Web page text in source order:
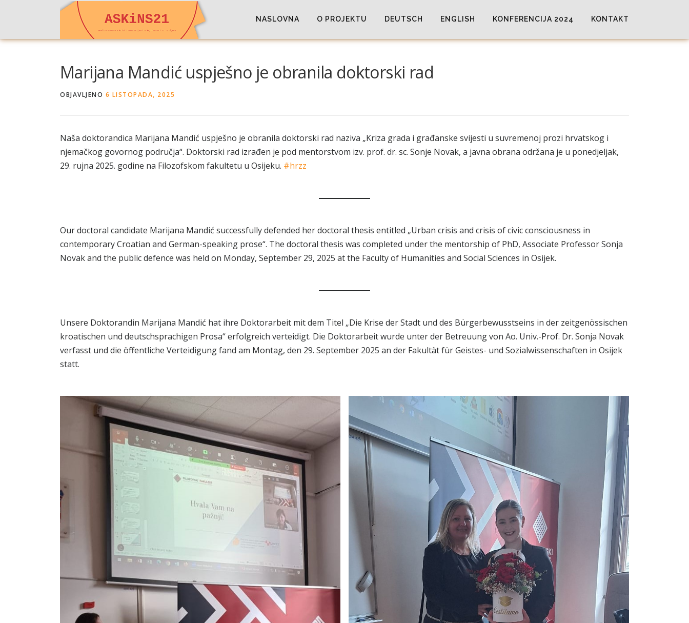
NASLOVNA O PROJEKTU DEUTSCH ENGLISH KONFERENCIJA 2024 KONTAKT
Marijana Mandić uspješno je obranila doktorski rad
OBJAVLJENO 6 LISTOPADA, 2025
Naša doktorandica Marijana Mandić uspješno je obranila doktorski rad naziva „Kriza grada i građanske svijesti u suvremenoj prozi hrvatskog i
njemačkog govornog područja“. Doktorski rad izrađen je pod mentorstvom izv. prof. dr. sc. Sonje Novak, a javna obrana održana je u ponedjeljak,
29. rujna 2025. godine na Filozofskom fakultetu u Osijeku. #hrzz
Our doctoral candidate Marijana Mandić successfully defended her doctoral thesis entitled „Urban crisis and crisis of civic consciousness in
contemporary Croatian and German-speaking prose“. The doctoral thesis was completed under the mentorship of PhD, Associate Professor Sonja
Novak and the public defence was held on Monday, September 29, 2025 at the Faculty of Humanities and Social Sciences in Osijek.
Unsere Doktorandin Marijana Mandić hat ihre Doktorarbeit mit dem Titel „Die Krise der Stadt und des Bürgerbewusstseins in der zeitgenössischen
kroatischen und deutschsprachigen Prosa“ erfolgreich verteidigt. Die Doktorarbeit wurde unter der Betreuung von Ao. Univ.-Prof. Dr. Sonja Novak
verfasst und die öffentliche Verteidigung fand am Montag, den 29. September 2025 an der Fakultät für Geistes- und Sozialwissenschaften in Osijek
statt.